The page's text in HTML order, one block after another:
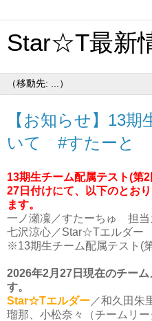
Star☆T最新
【お知らせ】13
いて #すたーと
13期生チーム配属テスト(第
27日付けにて、以下のとお
ます。
一ノ瀬凜／すたーちゅ 担当
七沢涼心／Star☆Tエルダー
※13期生チーム配属テスト(
2026年2月27日現在のチー
す。
Star☆Tエルダー ／和久田朱
瑠那、小松奈々（チームリ